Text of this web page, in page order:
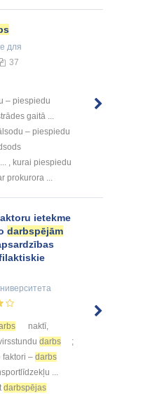
для
37
– piespiedu
gaitā ...
– piespiedu
, kurai piespiedu
prokurora ...
ietekme
darbspējām
naktī,
darbs
;
faktori – darbs
...
darbspējas